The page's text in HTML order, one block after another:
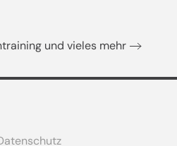
und vieles mehr